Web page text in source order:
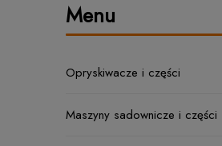
Menu
Opryskiwacze i części
Maszyny sadownicze i części